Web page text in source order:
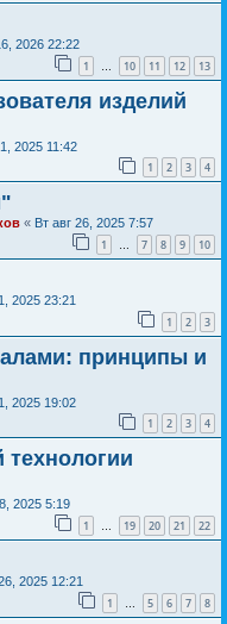
2026 22:22
1 … 10 11 12 13
изделий
2025 11:42
1 2 3 4
« Вт авг 26, 2025 7:57
1 … 7 8 9 10
2025 23:21
1 2 3
принципы и
2025 19:02
1 2 3 4
технологии
2025 5:19
1 … 19 20 21 22
2025 12:21
1 5 6 7 8